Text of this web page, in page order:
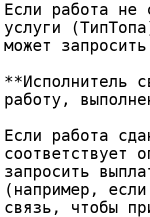
Если работа не
услуги
может
**Исполнитель
работу,
Если работа
соответствует
запросить
(например,
связь, чтобы